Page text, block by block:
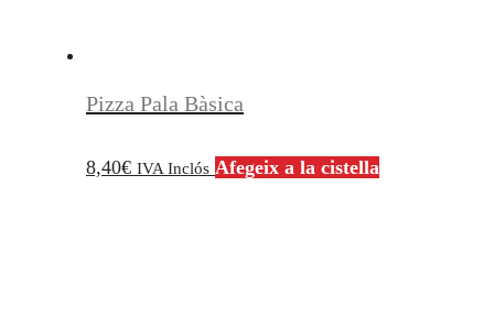
Pizza Pala Bàsica
8,40€ IVA Inclós Afegeix a la cistella